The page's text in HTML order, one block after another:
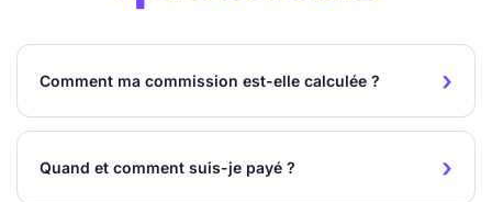
Comment ma commission est-elle calculée ?
Quand et comment suis-je payé ?